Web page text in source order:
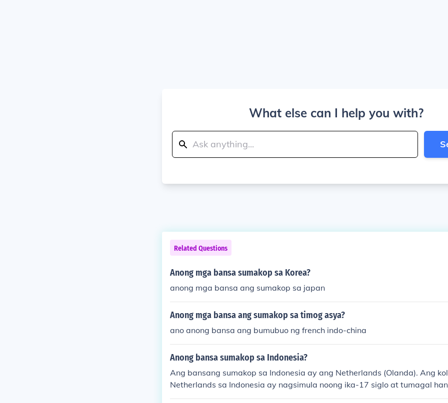
What else can I help you with?
Related Questions
Anong mga bansa sumakop sa Korea?
anong mga bansa ang sumakop sa japan
Anong mga bansa ang sumakop sa timog asya?
ano anong bansa ang bumubuo ng french indo-china
Anong bansa sumakop sa Indonesia?
Ang bansang sumakop sa Indonesia ay ang Netherlands (Olanda). Ang
Netherlands sa Indonesia ay nagsimula noong ika-17 siglo at tumagal
-20th century. Ang kanilang pagsakop ay nagdulot ng malalim na